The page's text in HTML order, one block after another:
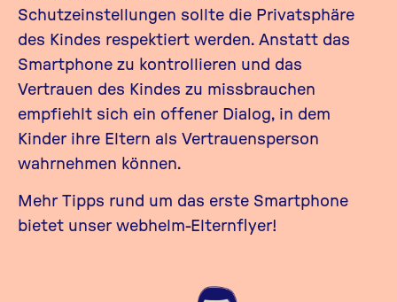
Schutzeinstellungen sollte die Privatsphäre
des Kindes respektiert werden. Anstatt das
Smartphone zu kontrollieren und das
Vertrauen des Kindes zu missbrauchen
empfiehlt sich ein offener Dialog, in dem
Kinder ihre Eltern als Vertrauensperson
wahrnehmen können.
Mehr Tipps rund um das erste Smartphone
bietet unserwebhelm-Elternflyer!